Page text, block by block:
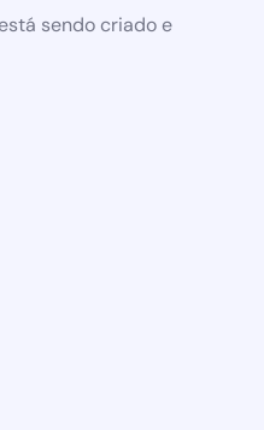
sendo criado e